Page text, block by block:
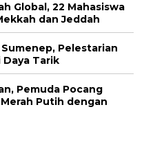
Global, 22 Mahasiswa
dan Jeddah
Pelestarian
Daya Tarik
Pemuda Pocang
Putih dengan